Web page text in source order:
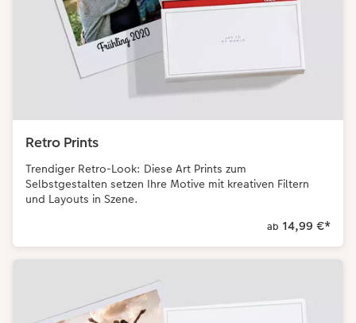
Retro Prints
Trendiger Retro-Look: Diese Art Prints zum
Selbstgestalten setzen Ihre Motive mit kreativen Filtern
und Layouts in Szene.
ab 14,99 €*